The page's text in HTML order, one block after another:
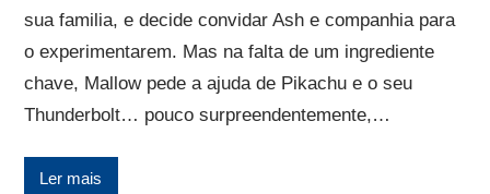
sua familia, e decide convidar Ash e companhia para
o experimentarem. Mas na falta de um ingrediente
chave, Mallow pede a ajuda de Pikachu e o seu
Thunderbolt… pouco surpreendentemente,…
Ler mais